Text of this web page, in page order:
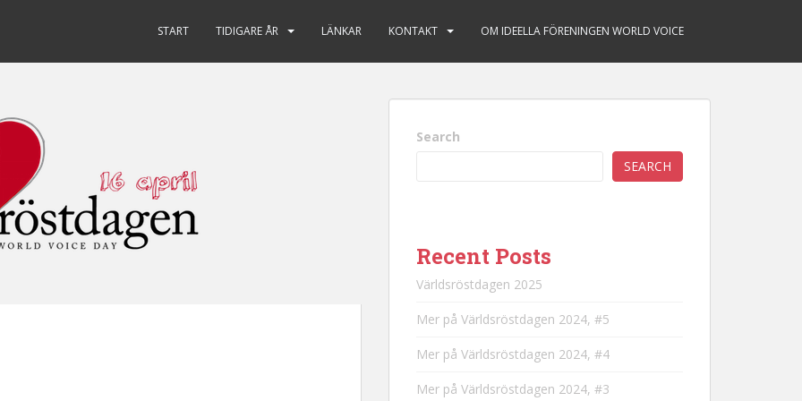
START TIDIGARE ÅR LÄNKAR KONTAKT OM IDEELLA FÖRENINGEN WORLD VOICE
Search
SEARCH
Recent Posts
Världsröstdagen 2025
Mer på Världsröstdagen 2024, #5
Mer på Världsröstdagen 2024, #4
Mer på Världsröstdagen 2024, #3